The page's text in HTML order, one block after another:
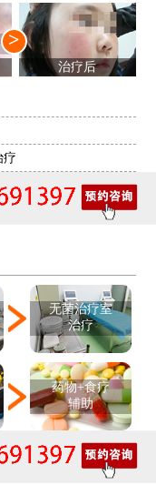
>
治疗后
疗
无菌治疗室
治疗
药物+食疗
辅助